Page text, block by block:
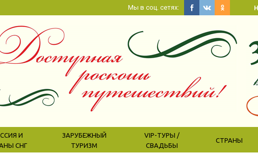
Мы в соц. сетях:
И
СНГ
ЗАРУБЕЖНЫЙ
ТУРИЗМ
VIP-ТУРЫ /
СВАДЬБЫ
СТРАНЫ